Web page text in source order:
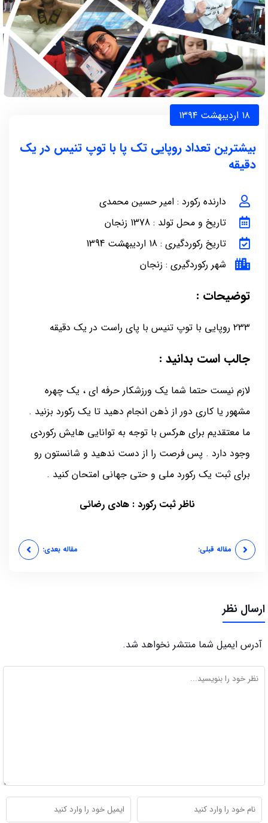
۱۸ اردیبهشت ۱۳۹۴
بیشترین تعداد روپایی تک پا با توپ تنیس در یک
دقیقه
دارنده رکورد : امیر حسین محمدی
تاریخ و محل تولد : 1378 زنجان
تاریخ رکوردگیری : 18 اردیبهشت 1394
شهر رکوردگیری : زنجان
توضیحات :
۲۳۳ روپایی با توپ تنیس با پای راست در یک دقیقه
جالب است بدانید :
لازم نیست حتما شما یک ورزشکار حرفه ای ، یک چهره
مشهور یا کاری دور از ذهن انجام دهید تا یک رکورد بزنید .
ما معتقدیم برای هرکس با توجه به توانایی هایش رکوردی
وجود دارد . پس فرصت را از دست ندهید و شانستون رو
برای ثبت یک رکورد ملی و حتی جهانی امتحان کنید .
ناظر ثبت رکورد : هادی رضائی
مقاله قبلی: مقاله بعدی:
ارسال نظر
آدرس ایمیل شما منتشر نخواهد شد.